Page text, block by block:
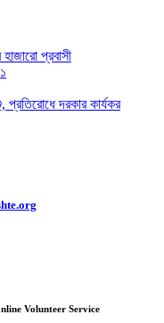
হাজারো প্রবাসী
প্রতিরোধে দরকার কার্যকর
Volunteer Service